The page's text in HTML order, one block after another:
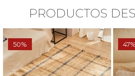
PRODUCTOS
50% 47%